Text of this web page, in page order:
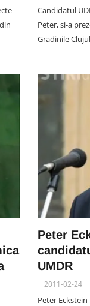
Candidatul
Peter, si-a
Gradinile
Peter
UMDR
2011-02-24
Peter
a